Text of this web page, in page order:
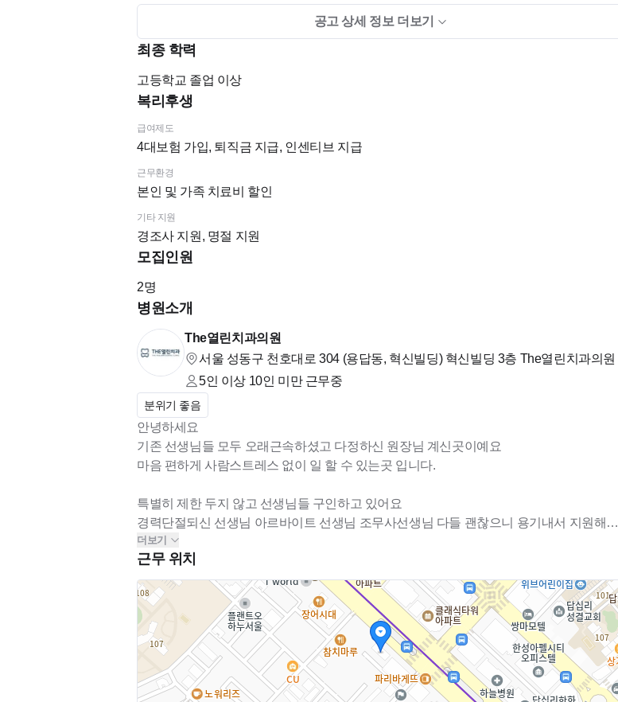
출근은 9시까지 오셔서 여유롭게 간단히 준비해주시면 됩니다.
바닥청소 이모님 계셔서 오전이 바쁘지 않아요~
위 설명외에도 많은 지원 있으니까 마음편히 문의주세요
- 4대보험 세금 100%지원
- 명절 상여금 지원
- 정기 워크샵및 회식비(코로나여서 잠시 중단중입니다.)
- 자기개발비 지원 (세미나비용 지원 ,운동비용일부 지원)
- 독립된 스텝휴게실 구비
- 병원청소 담당하시는 이모님 계심
- 직원 본인및 직계가족 할인(50%)
- 장기근속자 포상및 휴가
- 연차 제공 10개 (주중 휴일은 연차 차감없이 쉼, 주4일)
-휴가별도 제공
-점심저녁 제공
- 유니폼 당연 지급
공고 상세 정보 더보기
최종 학력
고등학교 졸업 이상
복리후생
급여제도
4대보험 가입, 퇴직금 지급, 인센티브 지급
근무환경
본인 및 가족 치료비 할인
기타 지원
경조사 지원, 명절 지원
모집인원
2명
병원소개
The열린치과의원
서울 성동구 천호대로 304 (용답동, 혁신빌딩) 혁신빌딩 3층 The열린치과의원
5인 이상 10인 미만근무중
분위기 좋음
안녕하세요
기존 선생님들 모두 오래근속하셨고 다정하신 원장님 계신곳이예요
마음 편하게 사람스트레스 없이 일 할 수 있는곳 입니다.
특별히 제한 두지 않고 선생님들 구인하고 있어요
경력단절되신 선생님 아르바이트 선생님 조무사선생님 다들 괜찮으니 용기내서 지원해주
세요^^
작은치과지만 좋은 조건으로 선생님들 기다리고 있어요
많이 지원해주세요
오시면 텃세나 이런건 걱정 안하셔도 됩니다^^
업무는 소독, 기구정리 간단한 어시위주로 이루어져 업무부담은 없으실꺼에요.
임시치아 제작이나 임프레션은 원장님이 하시고
능력향상을 위해 배우고 싶으신 분은 차근 차근 알려 드리고 케이스도 많이 드립니다~
스텝선생님을 위한 독립된 휴게실 있습니다.
알바선생님은 단기로 뽑고 있구요. 치과 상황에따라 근무일수가 유동적일수 있습니다.
더보기
근무 위치